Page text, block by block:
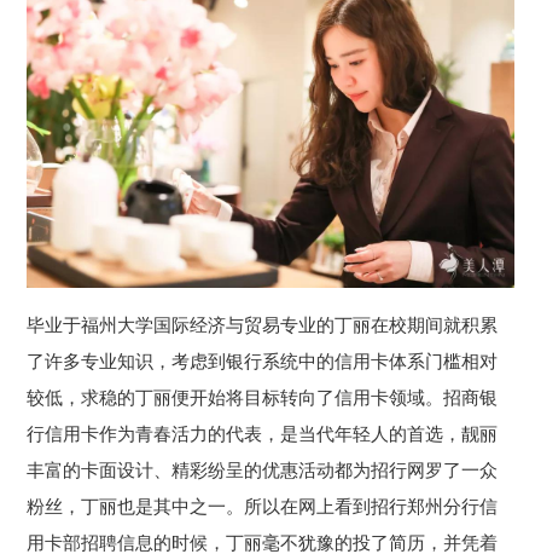
毕业于福州大学国际经济与贸易专业的丁丽在校期间就积累
了许多专业知识，考虑到银行系统中的信用卡体系门槛相对
较低，求稳的丁丽便开始将目标转向了信用卡领域。招商银
行信用卡作为青春活力的代表，是当代年轻人的首选，靓丽
丰富的卡面设计、精彩纷呈的优惠活动都为招行网罗了一众
粉丝，丁丽也是其中之一。所以在网上看到招行郑州分行信
用卡部招聘信息的时候，丁丽毫不犹豫的投了简历，并凭着